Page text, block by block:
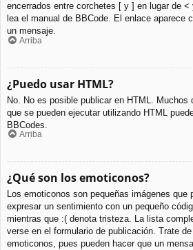
encerrados entre corchetes [ y ] en lugar de
lea el manual de BBCode. El enlace aparece
un mensaje.
Arriba
¿Puedo usar HTML?
No. No es posible publicar en HTML.
que se pueden ejecutar utilizando HTML
BBCodes.
Arriba
¿Qué son los emoticonos?
Los emoticonos son pequeñas imágenes que
expresar un sentimiento con un pequeño
mientras que :( denota tristeza. La lista
verse en el formulario de publicación. Trate
emoticonos, pues pueden hacer que un